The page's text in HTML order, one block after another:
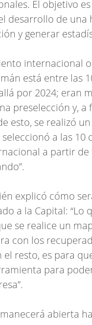
El objetivo
desarrollo de
y generar
internacional
está entre las
por 2024; eran
preselección y,
esto, se realizó
a las
a partir
explicó cómo
a la Capital: “Lo
se realice un
con los
el resto, es para
para
abierta